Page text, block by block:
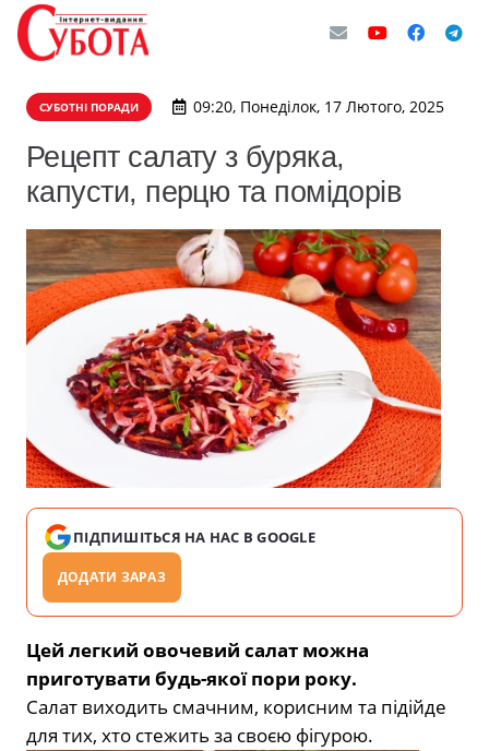
СУБОТНІ ПОРАДИ 09:20, Понеділок, 17 Лютого, 2025
Рецепт салату з буряка,
капусти, перцю та помідорів
ПІДПИШІТЬСЯ НА НАС В GOOGLE
ДОДАТИ ЗАРАЗ
Цей легкий овочевий салат можна
приготувати будь-якої пори року.
Салат виходить смачним, корисним та підійде
для тих, хто стежить за своєю фігурою.